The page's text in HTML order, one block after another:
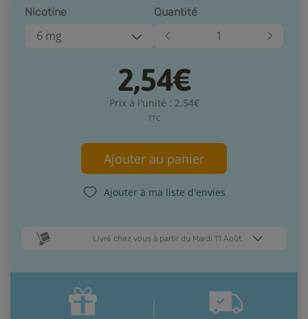
Nicotine
6 mg
Quantité
2,54€
Prix à l'unité : 2,54€
TTC
Ajouter au panier
Ajouter à ma liste d'envies
Livré chez vous à partir du Mardi 11 Août.
Jeudi 13 Août Mardi 11 Août